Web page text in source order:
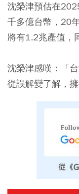
沈榮津預估在
千多億台幣，20
將有1.2兆產值，
沈榮津感嘆：「
從誤解變了解，